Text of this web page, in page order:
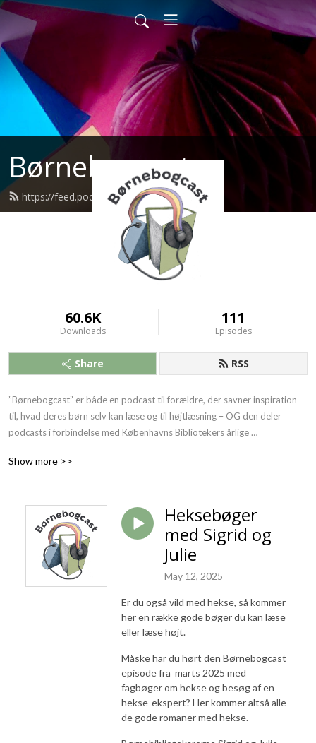
Børnebogcast
https://feed.podbean.com/bbcast/feed.xml
60.6K
Downloads
111
Episodes
Share RSS
”Børnebogcast” er både en podcast til forældre, der savner inspiration
til, hvad deres børn selv kan læse og til højtlæsning – OG den deler
podcasts i forbindelse med Københavns Bibliotekers årlige
snakker med bl.a. børn, forskere og forfattere om læsning og anbefaler
bunkevis af gode bøger.
”Vi elsker bøger” dykker ned i emner der vedrører børns litteratur,
læsning og sproglige udvikling og er både foredrag og interviews.
Show more >>
Heksebøger
med Sigrid og
Julie
May 12, 2025
Er du også vild med hekse, så kommer
her en række gode bøger du kan læse
eller læse højt.
Måske har du hørt den Børnebogcast
episode fra marts 2025 med
fagbøger om hekse og besøg af en
hekse-ekspert? Her kommer altså alle
de gode romaner med hekse.